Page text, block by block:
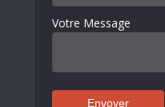
Votre Message